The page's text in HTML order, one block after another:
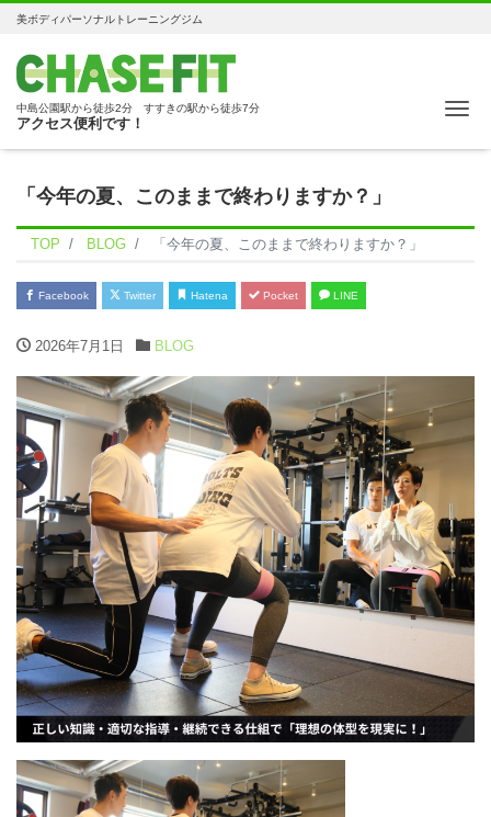
美ボディパーソナルトレーニングジム
中島公園駅から徒歩2分 すすきの駅から徒歩7分
アクセス便利です！
「今年の夏、このままで終わりますか？」
TOP BLOG 「今年の夏、このままで終わりますか？」
Facebook Twitter Hatena Pocket LINE
2026年7月1日 BLOG